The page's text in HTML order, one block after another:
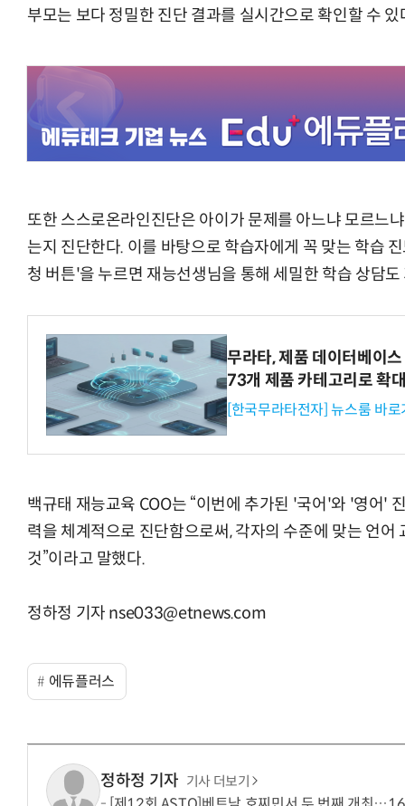
부모는 보다 정밀한 진단 결과를 실시간으로 확인할 수 있
또한 스스로온라인진단은 아이가 문제를 아느냐 모르느
는지 진단한다. 이를 바탕으로 학습자에게 꼭 맞는 학습
청 버튼'을 누르면 재능선생님을 통해 세밀한 학습 상담도
무라타, 제품 데이터베이
73개 제품 카테고리로 확
[한국무라타전자] 뉴스룸 바로
백규태 재능교육 COO는 “이번에 추가된 '국어'와 '영어'
력을 체계적으로 진단함으로써, 각자의 수준에 맞는 언어
것”이라고 말했다.
정하정 기자 nse033@etnews.com
에듀플러스
정하정 기자 기사 더보기